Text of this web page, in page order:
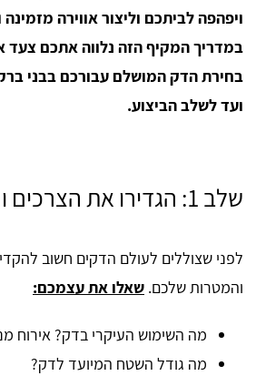
ויפהפה לביתכם וליצור אווירה
במדריך המקיף הזה נלווה אתכם צעד
בחירת הדק המושלם עבורכם בבני
ועד לשלב הביצוע.
שלב 1: הגדירו את הצרכים והמטרות שלכם
לפני שצוללים לעולם הדקים חשוב
והמטרות שלכם. שאלו את עצמכם:
מה השימוש העיקרי בדק? אירוח
מה גודל השטח המיועד לדק?